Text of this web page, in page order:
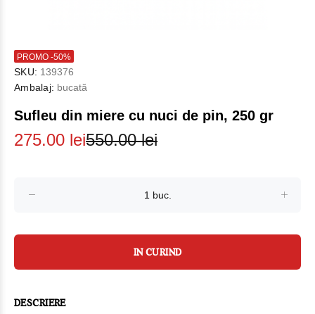
PROMO -50%
SKU: 139376
Ambalaj: bucată
Sufleu din miere cu nuci de pin, 250 gr
275.00 lei550.00 lei
IN CURIND
DESCRIERE